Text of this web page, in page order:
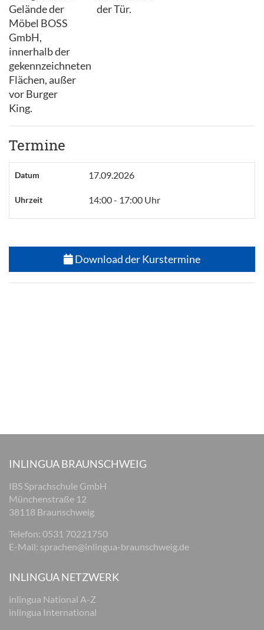
Gelände der
Möbel BOSS
GmbH,
innerhalb der
gekennzeichneten
Flächen, außer
vor Burger
King.
der Tür.
Termine
Datum 17.09.2026
Uhrzeit 14:00 - 17:00 Uhr
Download der Kurstermine
INLINGUA BRAUNSCHWEIG
IBS Sprachschule GmbH
Münchenstraße 12
38118 Braunschweig
Telefon: 0531 70221750
E-Mail: sprachen@inlingua-braunschweig.de
INLINGUA NETZWERK
inlingua National A-Z
inlingua International